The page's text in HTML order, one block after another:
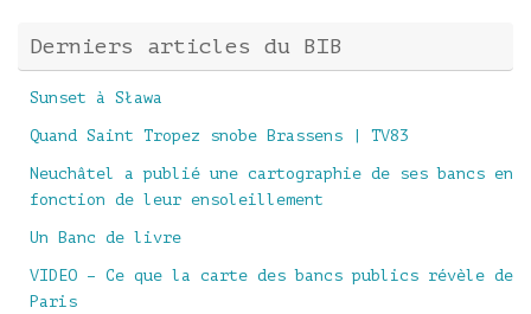
Derniers articles du BIB
Sunset à Sława
Quand Saint Tropez snobe Brassens | TV83
Neuchâtel a publié une cartographie de ses bancs en
fonction de leur ensoleillement
Un Banc de livre
VIDEO – Ce que la carte des bancs publics révèle de
Paris